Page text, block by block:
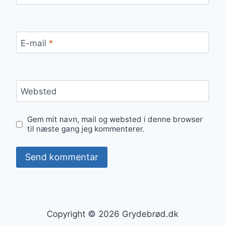
E-mail *
Websted
Gem mit navn, mail og websted i denne browser
til næste gang jeg kommenterer.
Copyright © 2026 Grydebrød.dk